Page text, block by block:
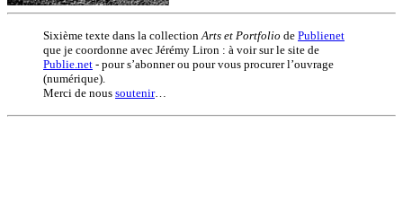
Sixième texte dans la collection Arts et Portfolio de Publienet
que je coordonne avec Jérémy Liron : à voir sur le site de
Publie.net - pour s’abonner ou pour vous procurer l’ouvrage
(numérique).
Merci de nous soutenir…